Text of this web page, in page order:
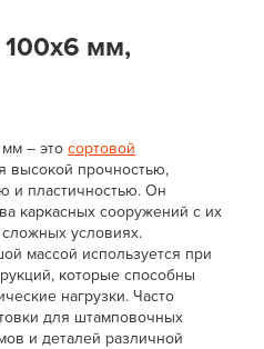
100x6 мм,
мм – этосортовой
высокой прочностью,
и пластичностью. Он
каркасных сооружений с их
условиях.
массой используется при
которые способны
нагрузки. Часто
для штамповочных
и деталей различной